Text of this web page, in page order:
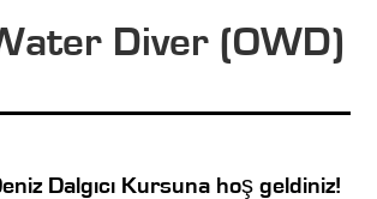
Diver (OWD)
Dalgıcı Kursuna hoş geldiniz!